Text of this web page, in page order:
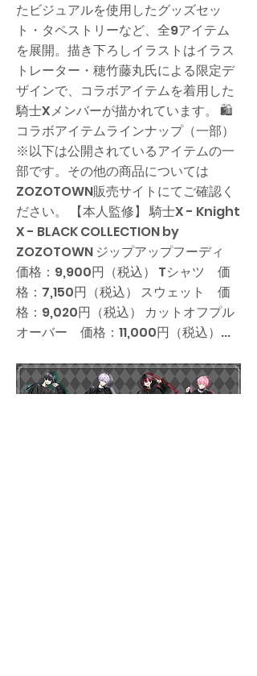
たビジュアルを使用したグッズセッ
ト・タペストリーなど、全9アイテム
を展開。描き下ろしイラストはイラス
トレーター・穂竹藤丸氏による限定デ
ザインで、コラボアイテムを着用した
騎士Xメンバーが描かれています。 🛍
コラボアイテムラインナップ（一部）
※以下は公開されているアイテムの一
部です。その他の商品については
ZOZOTOWN販売サイトにてご確認く
ださい。 【本人監修】 騎士X - Knight
X - BLACK COLLECTION by
ZOZOTOWN ジップアップフーディ
価格：9,900円（税込） Tシャツ 価
格：7,150円（税込） スウェット 価
格：9,020円（税込） カットオフプル
オーバー 価格：11,000円（税込）...